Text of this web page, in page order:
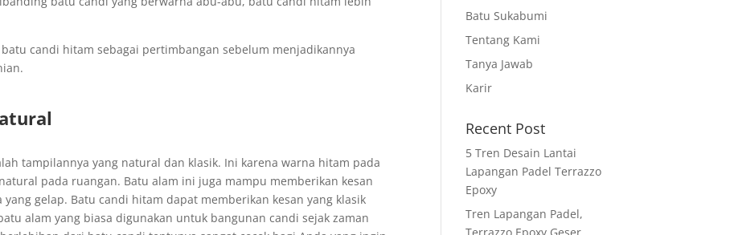
candi hitam sebagai pertimbangan sebelum menjadikannya
tampilannya yang natural dan klasik. Ini karena warna hitam pada
pada ruangan. Batu alam ini juga mampu memberikan kesan
gelap. Batu candi hitam dapat memberikan kesan yang klasik
alam yang biasa digunakan untuk bangunan candi sejak zaman
Batu Sukabumi
Tentang Kami
Tanya Jawab
Karir
Recent Post
5 Tren Desain Lantai
Lapangan Padel Terrazzo
Epoxy
Tren Lapangan Padel,